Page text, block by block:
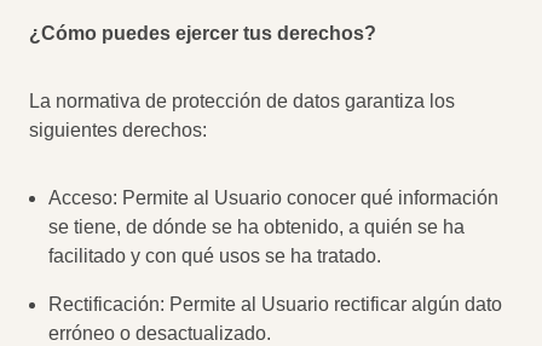
¿Cómo puedes ejercer tus derechos?
La normativa de protección de datos garantiza los
siguientes derechos:
Acceso: Permite al Usuario conocer qué información
se tiene, de dónde se ha obtenido, a quién se ha
facilitado y con qué usos se ha tratado.
Rectificación: Permite al Usuario rectificar algún dato
erróneo o desactualizado.